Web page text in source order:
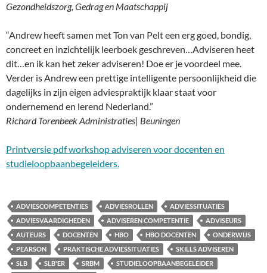
Gezondheidszorg, Gedrag en Maatschappij
“Andrew heeft samen met Ton van Pelt een erg goed, bondig,
concreet en inzichtelijk leerboek geschreven…Adviseren heet
dit…en ik kan het zeker adviseren! Doe er je voordeel mee.
Verder is Andrew een prettige intelligente persoonlijkheid die
dagelijks in zijn eigen adviespraktijk klaar staat voor
ondernemend en lerend Nederland.”
Richard Torenbeek Administraties| Beuningen
Printversie pdf workshop adviseren voor docenten en
studieloopbaanbegeleiders.
ADVIESCOMPETENTIES ADVIESROLLEN
ADVIESSITUATIES
ADVIESVAARDIGHEDEN
ADVISEREN COMPETENTIE
ADVISEURS
AUTEURS
DOCENTEN HBO HBO DOCENTEN
ONDERWIJS
PEARSON
PRAKTISCHE ADVIESSITUATIES
SKILLS ADVISEREN
SLB
SLB'ER SRBM STUDIELOOPBAANBEGELEIDER